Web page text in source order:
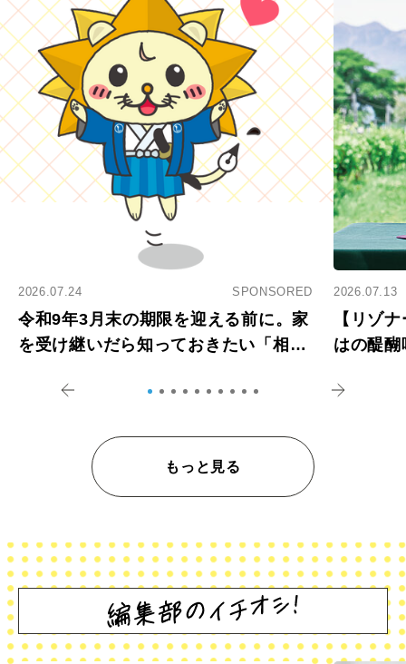
2026.07.24 SPONSORED
令和9年3月末の期限を迎える前に。家
を受け継いだら知っておきたい「相続
2026.07.13
【リゾ
はの醍
もっと見る